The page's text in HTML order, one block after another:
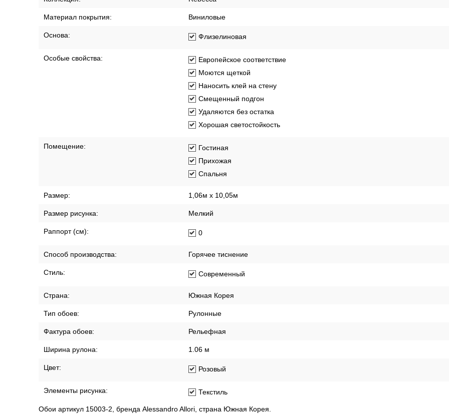
Материал покрытия: Виниловые
Основа: Флизелиновая
Особые свойства:
Европейское соответствие
Моются щеткой
Наносить клей на стену
Смещенный подгон
Удаляются без остатка
Хорошая светостойкость
Помещение:
Гостиная
Прихожая
Спальня
Размер: 1,06м х 10,05м
Размер рисунка: Мелкий
Раппорт (см): 0
Способ производства: Горячее тиснение
Стиль: Современный
Страна: Южная Корея
Тип обоев: Рулонные
Фактура обоев: Рельефная
Ширина рулона: 1.06 м
Цвет: Розовый
Элементы рисунка: Текстиль
Обои артикул 15003-2, бренда Alessandro Allori, страна Южная Корея.